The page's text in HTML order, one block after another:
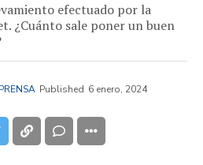
efectuado por la
¿Cuánto sale poner un buen
Published 6 enero, 2024